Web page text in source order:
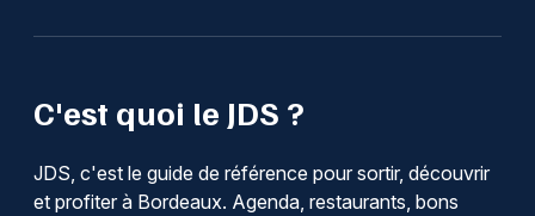
C'est quoi le JDS ?
JDS, c'est le guide de référence pour sortir, découvrir
et profiter à Bordeaux. Agenda, restaurants, bons